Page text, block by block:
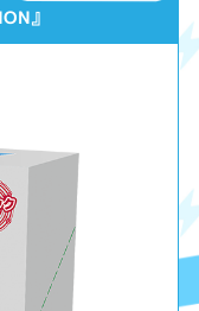
』